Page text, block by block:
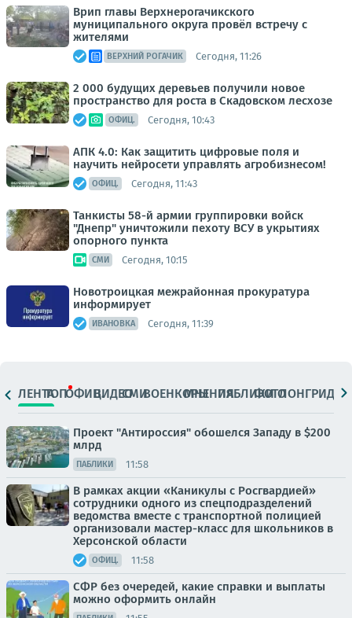
Врип главы Верхнерогачикского
муниципального округа провёл встречу с
жителями
ВЕРХНИЙ РОГАЧИК Сегодня, 11:26
2 000 будущих деревьев получили новое
пространство для роста в Скадовском лесхозе
ОФИЦ. Сегодня, 10:43
АПК 4.0: Как защитить цифровые поля и
научить нейросети управлять агробизнесом!
ОФИЦ. Сегодня, 11:43
Танкисты 58-й армии группировки войск
"Днепр" уничтожили пехоту ВСУ в укрытиях
опорного пункта
СМИ Сегодня, 10:15
Новотроицкая межрайонная прокуратура
информирует
ИВАНОВКА Сегодня, 11:39
ЛЕНТАТОПОФИЦ.ВИДЕОСМИВОЕНКОРЫМНЕНИЯПАБЛИКИ
ФОТОЛОНГРИДЫ
Проект "Антироссия" обошелся Западу в $200
млрд
ПАБЛИКИ 11:58
В рамках акции «Каникулы с Росгвардией»
сотрудники одного из спецподразделений
ведомства вместе с транспортной полицией
организовали мастер-класс для школьников в
Херсонской области
ОФИЦ. 11:58
СФР без очередей, какие справки и выплаты
можно оформить онлайн